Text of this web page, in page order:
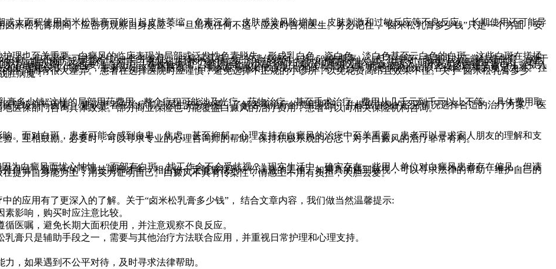
大面积使用卤米松乳膏可能引起皮肤萎缩、色素沉着、皮肤感染风险增加、皮肤刺激和过敏反应等不良反应。 长期使用还可能导
米松乳膏期间，应密切观察自身反应，一旦出现任何不适，应及时告知医生。务必记住，“卤米松乳膏多少钱”只是一个方面，安
理也至关重要。白癜风的临床表现为局部或泛发性色素脱失，形成乳白色、瓷白色、淡白色甚至云白色的白斑。这些白斑在搓揉
命，但不治疗可能会引起一些并发症。 白癜风具有一定的遗传倾向（3%-5%的概率），但不传染，患者可以正常结婚生育。 对于
好后期的预防反复工作。 对于白斑面积超过80%的患者，治疗的在于控制和预防病情发展，并尽可能恢复色素细胞的功能。 夏季
适当晒太阳，但也要注意防护。 在饮食方面，建议患者减少富含维生素C(注意摄入量)的食物摄入，因为过多的维生素C(注意摄入
护理建议仅供参考，患者应始终遵循医嘱。 白癜风医保报销政策以当地医保局为准，其他保险报销以各保险机构的规定为准。挂
不同而有很大差异。 患者在选择医院时应谨慎，避免选择不正规的小诊所，以免花费高昂且效果不佳。关于“卤米松乳膏多少
胜病魔！
膏多少钱”这样的局部用药费用，整个疗程可能涉及光疗、药物治疗、甚至手术治疗，费用从几千元到千元以上不等。 具体费用取
院级别等因素。 建议患者在治疗前与医生充分沟通，了解各项治疗的费用明细，并根据自身的经济情况选择合适的治疗方案。 医
医保部门咨询具体政策。部分商业保险也可能覆盖白癜风的治疗费用，患者可以向相关保险机构咨询。
。面对白斑，患者可能会感到自卑、焦虑、甚至抑郁。心理支持在白癜风的治疗中至关重要。患者可以寻求家人朋友的理解和支
，互相鼓励。必要时，可以寻求专业的心理咨询师的帮助。保持积极乐观的心态，对于白癜风的治疗非常有利。
为白癜风而忧心忡忡，“面部有白斑，找工作会不会受歧视？” 现实生活中，确实存在一些用人单位对白癜风患者存在偏见，但请
自信，展示你的专业技能和才华，相信你一定能够找到一份满意的工作。如果真的遇到歧视，可以寻求法律的帮助，维护自己的
提升自身能力上，用实力证明自己。白癜风不具有传染性，情感上不用有负担，大胆去爱。
的应用有了更深入的了解。关于“卤米松乳膏多少钱”， 结合文章内容，我们做当然温馨提示:
影响，购买时应注意比较。
医嘱，避免长期大面积使用，并注意观察不良反应。
膏只是辅助手段之一，需要与其他治疗方法联合应用，并重视日常护理和心理支持。
，如果遇到不公平对待，及时寻求法律帮助。